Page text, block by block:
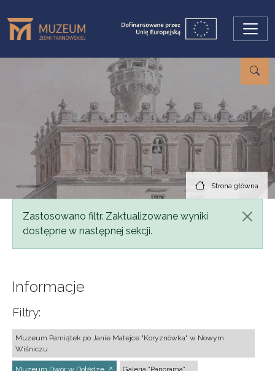
Strona główna
Komunikat
Zastosowano filtr. Zaktualizowane wyniki
dostępne w następnej sekcji.
Informacje
Filtry:
Muzeum Pamiątek po Janie Matejce "Koryznówka" w Nowym
Wiśniczu
Muzeum Dwór w Dołędze Galeria "Panorama"